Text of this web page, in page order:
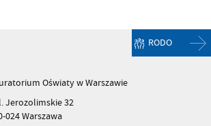
RODO
Oświaty w Warszawie
Jerozolimskie 32
024 Warszawa